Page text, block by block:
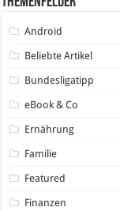
Android
Beliebte Artikel
Bundesligatipp
eBook & Co
Ernährung
Familie
Featured
Finanzen